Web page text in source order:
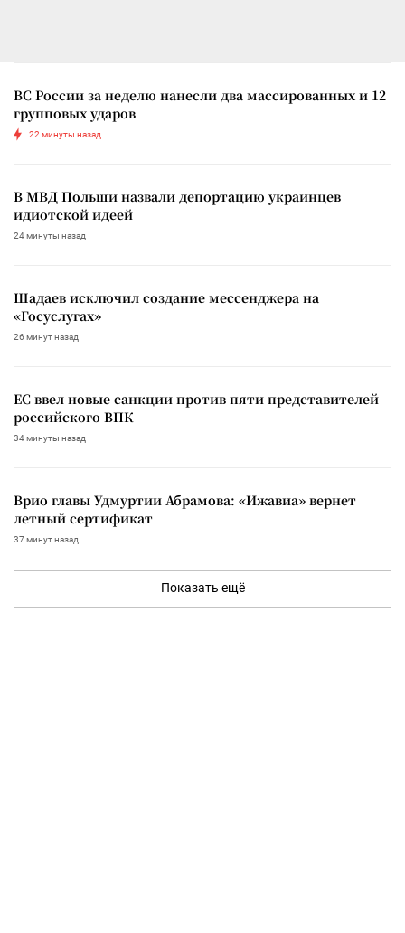
ВС России за неделю нанесли два массированных и 12
групповых ударов
22 минуты назад
В МВД Польши назвали депортацию украинцев
идиотской идеей
24 минуты назад
Шадаев исключил создание мессенджера на
«Госуслугах»
26 минут назад
ЕС ввел новые санкции против пяти представителей
российского ВПК
34 минуты назад
Врио главы Удмуртии Абрамова: «Ижавиа» вернет
летный сертификат
37 минут назад
Показать ещё